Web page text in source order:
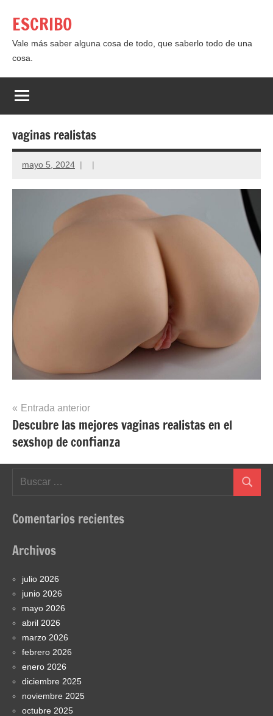
contenido
ESCRIBO
Vale más saber alguna cosa de todo, que saberlo todo de una
cosa.
vaginas realistas
mayo 5, 2024
Navegación
de
entradas
Entrada anterior
Descubre las mejores vaginas realistas en el
sexshop de confianza
Buscar
Comentarios recientes
Archivos
julio 2026
junio 2026
mayo 2026
abril 2026
marzo 2026
febrero 2026
enero 2026
diciembre 2025
noviembre 2025
octubre 2025